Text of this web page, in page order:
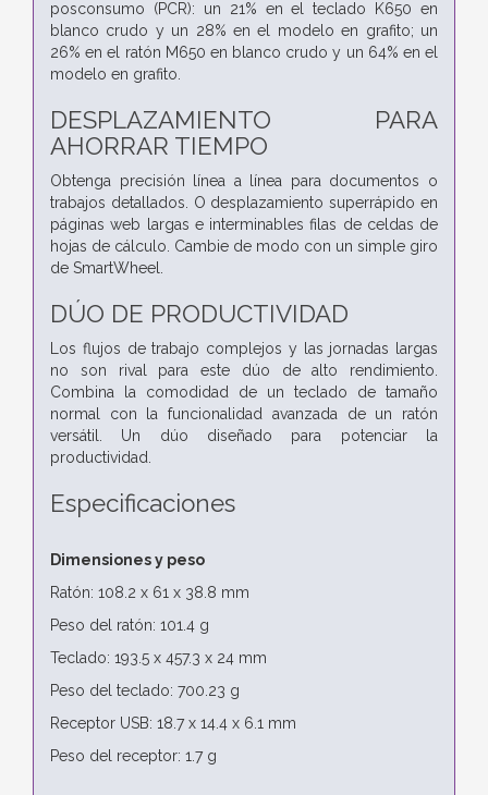
posconsumo (PCR): un 21% en el teclado K650 en
blanco crudo y un 28% en el modelo en grafito; un
26% en el ratón M650 en blanco crudo y un 64% en el
modelo en grafito.
DESPLAZAMIENTO PARA
AHORRAR TIEMPO
Obtenga precisión línea a línea para documentos o
trabajos detallados. O desplazamiento superrápido en
páginas web largas e interminables filas de celdas de
hojas de cálculo. Cambie de modo con un simple giro
de SmartWheel.
DÚO DE PRODUCTIVIDAD
Los flujos de trabajo complejos y las jornadas largas
no son rival para este dúo de alto rendimiento.
Combina la comodidad de un teclado de tamaño
normal con la funcionalidad avanzada de un ratón
versátil. Un dúo diseñado para potenciar la
productividad.
Especificaciones
Dimensiones y peso
Ratón: 108.2 x 61 x 38.8 mm
Peso del ratón: 101.4 g
Teclado: 193.5 x 457.3 x 24 mm
Peso del teclado: 700.23 g
Receptor USB: 18.7 x 14.4 x 6.1 mm
Peso del receptor: 1.7 g